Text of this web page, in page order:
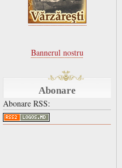
Bannerul nostru
Abonare
Abonare RSS: